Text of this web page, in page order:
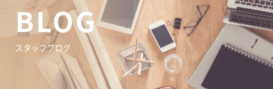
BLOG
スタッフブログ